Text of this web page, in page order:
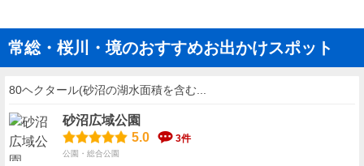
常総・桜川・境のおすすめお出かけスポット
80ヘクタール(砂沼の湖水面積を含む...
砂沼広域公園
5.0
3件
公園・総合公園